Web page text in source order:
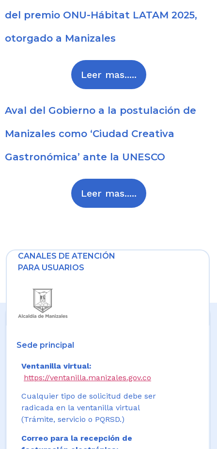
del premio ONU-Hábitat LATAM 2025,
otorgado a Manizales
Leer mas.....
Aval del Gobierno a la postulación de
Manizales como ‘Ciudad Creativa
Gastronómica’ ante la UNESCO
Leer mas.....
CANALES DE ATENCIÓN
PARA USUARIOS
Sede principal
Ventanilla virtual:
https://ventanilla.manizales.gov.co
Cualquier tipo de solicitud debe ser
radicada en la ventanilla virtual
(Trámite, servicio o PQRSD.)
Correo para la recepción de